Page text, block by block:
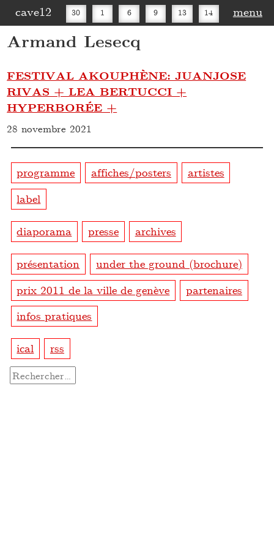
cave12 30 1 6 9 13 14
16
menu
Armand Lesecq
FESTIVAL AKOUPHÈNE: JUANJOSE
RIVAS + LEA BERTUCCI +
HYPERBORÉE +
28 novembre 2021
programme affiches/posters
artistes
label
diaporama presse archives
présentation
under the ground (brochure)
prix 2011 de la ville de genève
partenaires
infos pratiques
ical rss
Rechercher :